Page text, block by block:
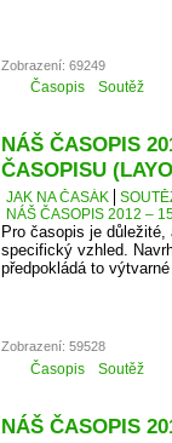
Zobrazení: 69249
Časopis Soutěž
NÁŠ ČASOPIS
ČASOPISU
JAK NA ČASÁK
NÁŠ ČASOPIS 2012 –
Pro časopis je
specifický vzhled.
předpokládá to
Zobrazení: 59528
Časopis Soutěž
NÁŠ ČASOPIS